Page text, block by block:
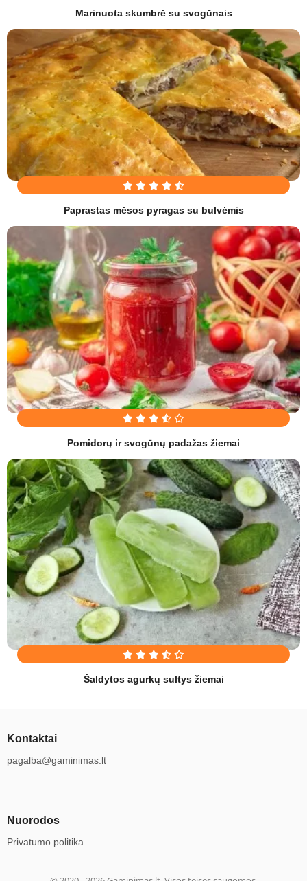
Marinuota skumbrė su svogūnais
Paprastas mėsos pyragas su bulvėmis
Pomidorų ir svogūnų padažas žiemai
Šaldytos agurkų sultys žiemai
Kontaktai
pagalba@gaminimas.lt
Nuorodos
Privatumo politika